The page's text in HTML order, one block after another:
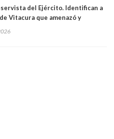
del Ejército. Identifican a
Vitacura que amenazó y
Se trata de Andrés Arrieta y la